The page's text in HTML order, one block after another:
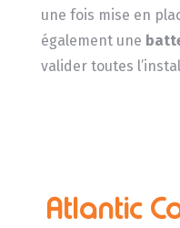
une fois mise en
également une
valider toutes
Atlantic